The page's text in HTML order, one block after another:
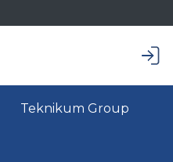
Teknikum Group